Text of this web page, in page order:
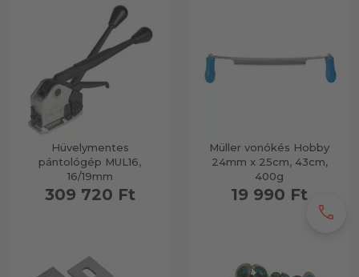
Hüvelymentes
pántológép MUL16,
16/19mm
309 720 Ft
Müller vonókés Hobby
24mm x 25cm, 43cm,
400g
19 990 Ft
call